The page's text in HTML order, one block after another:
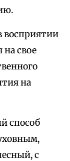
восприятии
на свое
на
способ
с